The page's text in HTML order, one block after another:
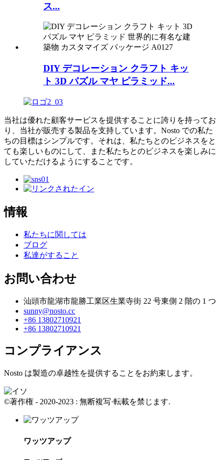
ス...
DIY デコレーション クラフト キッ
ト 3D パズル マヤ ピラミッド...
当社は優れた顧客サービスを提供することに誇りを持ってお
り、当社が販売する製品を支持しています。Nosto での私た
ちの目標はシンプルです。それは、私たちとのビジネスをと
ても楽しいものにして、また私たちとのビジネスを楽しみに
していただけるようにすることです。
情報
私たちに関しては
ブログ
私達がすること
お問い合わせ
汕頭市龍湖市龍勝工業区生業寺街 22 号東側 2 階の 1 つ
sunny@nosto.cc
+86 13802710921
+86 13802710921
コンプライアンス
Nosto は製造の卓越性を提供することをお約束します。
©著作権 - 2020-2023 : 無断複写·転載を禁じます.
ワッツアップ